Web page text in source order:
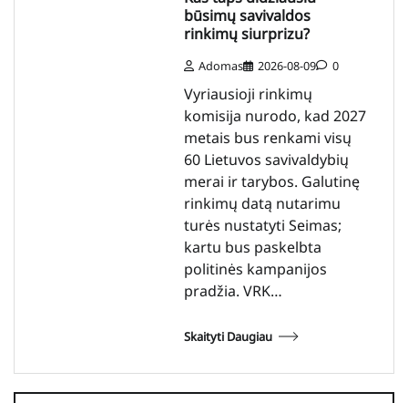
būsimų savivaldos
rinkimų siurprizu?
Adomas 2026-08-09 0
Vyriausioji rinkimų
komisija nurodo, kad 2027
metais bus renkami visų
60 Lietuvos savivaldybių
merai ir tarybos. Galutinę
rinkimų datą nutarimu
turės nustatyti Seimas;
kartu bus paskelbta
politinės kampanijos
pradžia. VRK…
Skaityti Daugiau